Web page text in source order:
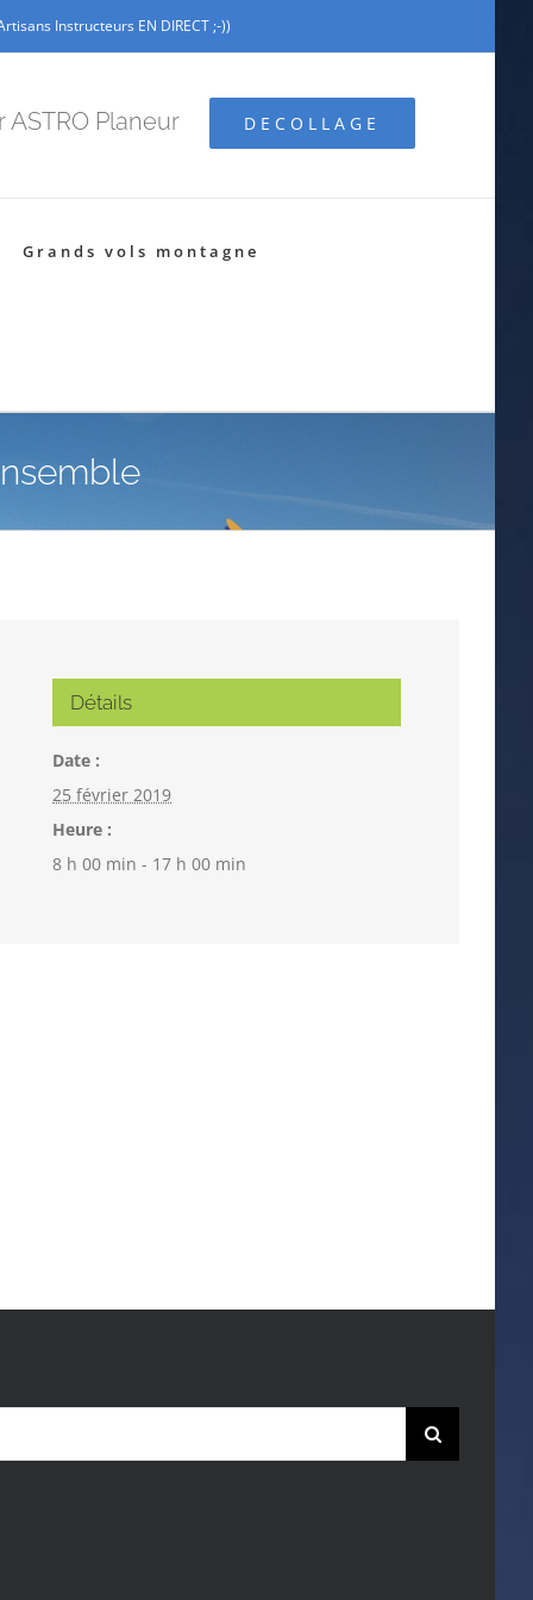
Instructeurs EN DIRECT ;-))
ASTRO Planeur DECOLLAGE
Grands vols montagne
Détails
Date :
25 février 2019
Heure :
8 h 00 min - 17 h 00 min